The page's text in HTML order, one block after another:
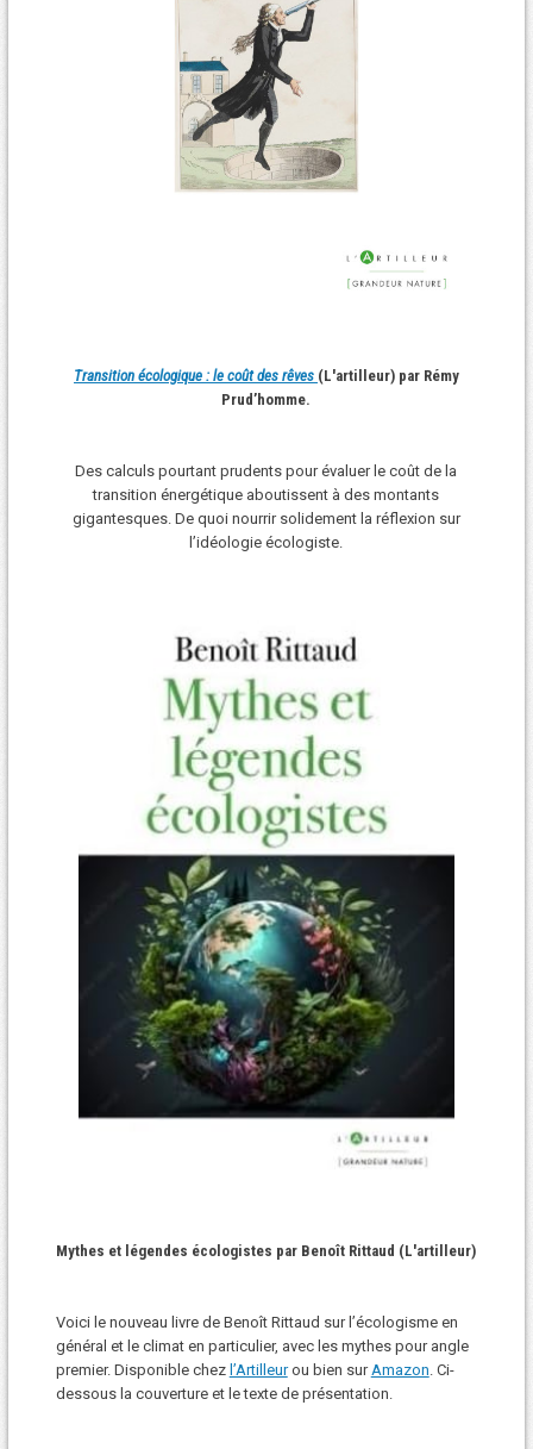
Transition écologique : le coût des rêves (L'artilleur) par Rémy
Prud’homme.
Des calculs pourtant prudents pour évaluer le coût de la
transition énergétique aboutissent à des montants
gigantesques. De quoi nourrir solidement la réflexion sur
l’idéologie écologiste.
Mythes et légendes écologistes par Benoît Rittaud (L'artilleur)
Voici le nouveau livre de Benoît Rittaud sur l’écologisme en
général et le climat en particulier, avec les mythes pour angle
premier. Disponible chez l’Artilleurou bien surAmazon. Ci-
dessous la couverture et le texte de présentation.